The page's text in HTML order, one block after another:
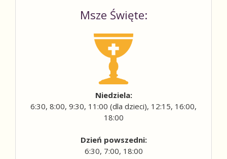
Msze Święte:
Niedziela:
6:30, 8:00, 9:30, 11:00 (dla dzieci), 12:15, 16:00,
18:00
Dzień powszedni:
6:30, 7:00, 18:00